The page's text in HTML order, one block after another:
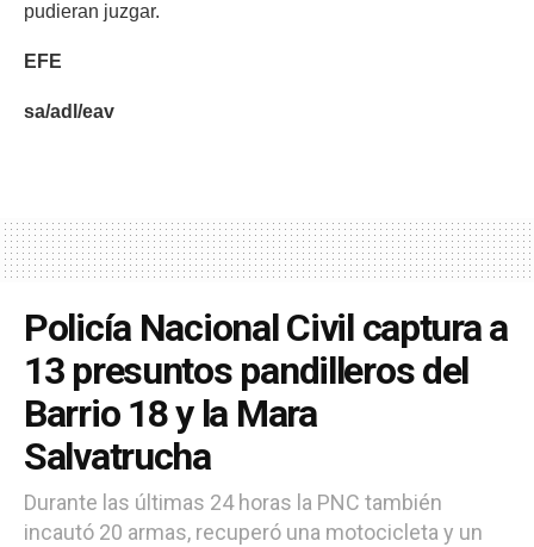
pudieran juzgar.
EFE
sa/adl/eav
Policía Nacional Civil captura a
13 presuntos pandilleros del
Barrio 18 y la Mara
Salvatrucha
Durante las últimas 24 horas la PNC también
incautó 20 armas, recuperó una motocicleta y un